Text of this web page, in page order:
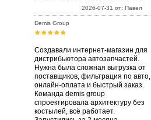
2026-07-31 от: Павел
Demis Group
Создавали интернет-магазин для
дистрибьютора автозапчастей.
Нужна была сложная выгрузка от
поставщиков, фильтрация по авто,
онлайн-оплата и быстрый заказ.
Команда demis group
спроектировала архитектуру без
костылей, всё работает.